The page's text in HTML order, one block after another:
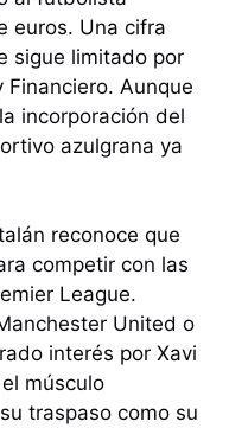
euros. Una cifra
sigue limitado por
Financiero. Aunque
incorporación del
azulgrana ya
reconoce que
competir con las
League.
United o
interés por Xavi
músculo
traspaso como su